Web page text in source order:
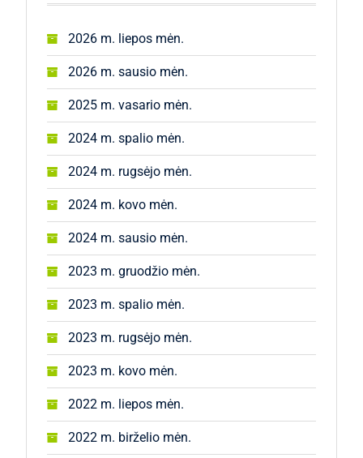
2026 m. liepos mėn.
2026 m. sausio mėn.
2025 m. vasario mėn.
2024 m. spalio mėn.
2024 m. rugsėjo mėn.
2024 m. kovo mėn.
2024 m. sausio mėn.
2023 m. gruodžio mėn.
2023 m. spalio mėn.
2023 m. rugsėjo mėn.
2023 m. kovo mėn.
2022 m. liepos mėn.
2022 m. birželio mėn.